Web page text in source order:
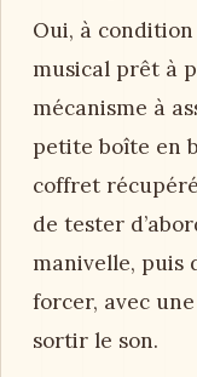
Oui, à
musical prêt à
mécanisme à
petite boîte en
coffret
de tester
manivelle, puis
forcer, avec
sortir le son.